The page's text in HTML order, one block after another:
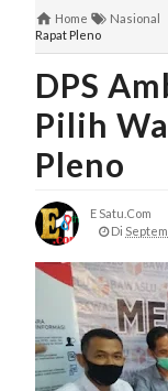
Home Nasional
Rapat Pleno
DPS
Pilih
Pleno
E Satu.com
Di